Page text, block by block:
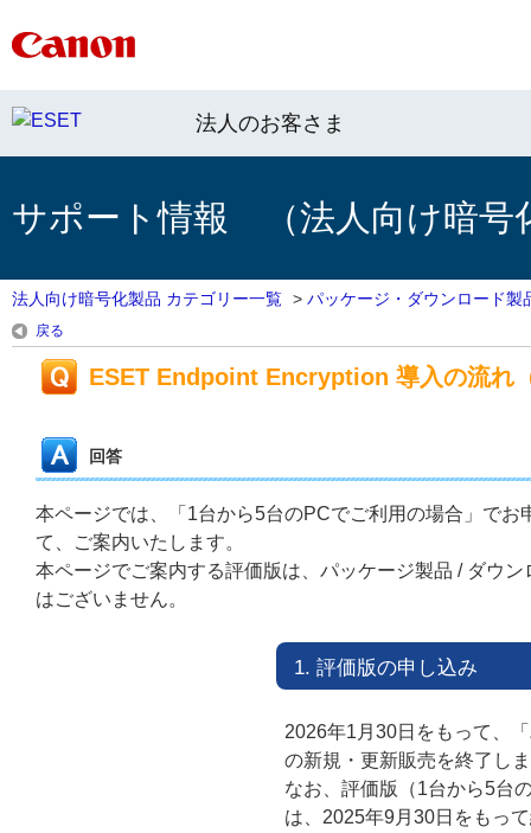
法人のお客さま
サポート情報 （法人向け暗号
法人向け暗号化製品 カテゴリー一覧 > パッケージ・ダウンロード製
戻る
ESET Endpoint Encryption 導入の流れ
回答
本ページでは、「1台から5台のPCでご利用の場合」で
て、ご案内いたします。
本ページでご案内する評価版は、パッケージ製品 / ダウ
はございません。
1. 評価版の申し込み
2026年1月30日をもって、
の新規・更新販売を終了し
なお、評価版（1台から5台
は、2025年9月30日をもっ